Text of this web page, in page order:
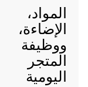
المواد،
الإضاءة،
ووظيفة
المتجر
اليومية